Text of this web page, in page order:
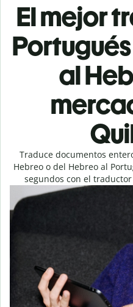
El mejor
al
Traduce documentos
Hebreo o del Hebreo al
segundos con el